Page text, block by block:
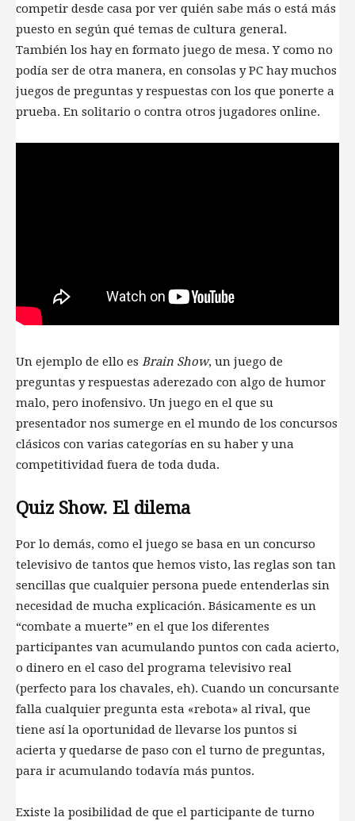
competir desde casa por ver quién sabe más o está más
puesto en según qué temas de cultura general.
También los hay en formato juego de mesa. Y como no
podía ser de otra manera, en consolas y PC hay muchos
juegos de preguntas y respuestas con los que ponerte a
prueba. En solitario o contra otros jugadores online.
Un ejemplo de ello es Brain Show, un juego de
preguntas y respuestas aderezado con algo de humor
malo, pero inofensivo. Un juego en el que su
presentador nos sumerge en el mundo de los concursos
clásicos con varias categorías en su haber y una
competitividad fuera de toda duda.
Quiz Show. El dilema
Por lo demás, como el juego se basa en un concurso
televisivo de tantos que hemos visto, las reglas son tan
sencillas que cualquier persona puede entenderlas sin
necesidad de mucha explicación. Básicamente es un
“combate a muerte” en el que los diferentes
participantes van acumulando puntos con cada acierto,
o dinero en el caso del programa televisivo real
(perfecto para los chavales, eh). Cuando un concursante
falla cualquier pregunta esta «rebota» al rival, que
tiene así la oportunidad de llevarse los puntos si
acierta y quedarse de paso con el turno de preguntas,
para ir acumulando todavía más puntos.
Existe la posibilidad de que el participante de turno